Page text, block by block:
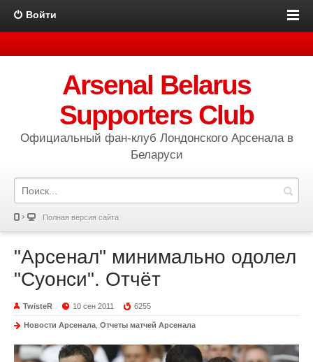
Войти
Arsenal Belarus
Supporters Club
Официальный фан-клуб Лондонского Арсенала в
Беларуси
Полная версия сайта
"Арсенал" минимально одолел
"Суонси". Отчёт
TwisteR 10 сен 2011 6255
Новости Арсенала Отчеты матчей Арсенала